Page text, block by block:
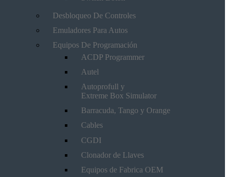
Desbloqueo De Controles
Emuladores Para Autos
Equipos De Programación
ACDP Programmer
Autel
Autoprofull y
Extreme Box Simulator
Barracuda, Tango y Orange
Cables
CGDI
Clonador de Llaves
Equipos de Fabrica OEM